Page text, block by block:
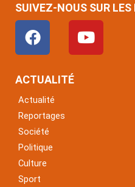
SUIVEZ-NOUS SUR LES
F
a
c
e
o
o
k
Y
o
u
ACTUALITÉ
Actualité
Reportages
Société
Politique
Culture
Sport